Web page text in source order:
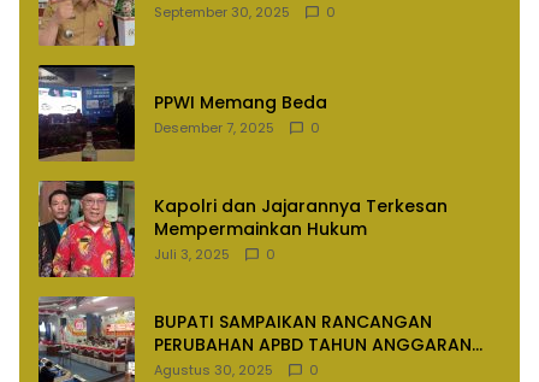
September 30, 2025 0
PPWI Memang Beda
Desember 7, 2025 0
Kapolri dan Jajarannya Terkesan
Mempermainkan Hukum
Juli 3, 2025 0
BUPATI SAMPAIKAN RANCANGAN
PERUBAHAN APBD TAHUN ANGGARAN
2025
Agustus 30, 2025 0